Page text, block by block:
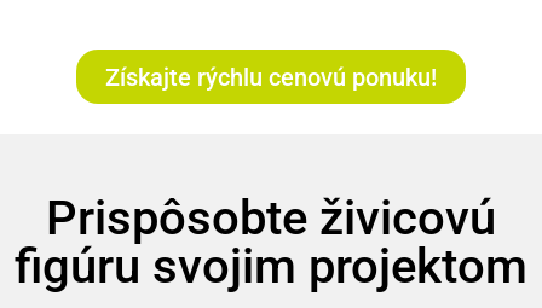
Získajte rýchlu cenovú ponuku!
Prispôsobte živicovú
figúru svojim projektom